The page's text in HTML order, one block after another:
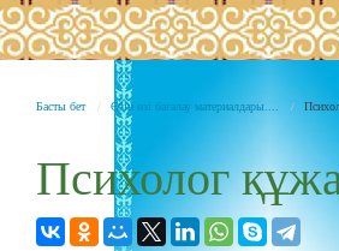
Басты бет Өзін өзі бағалау материалдары....
Психолог